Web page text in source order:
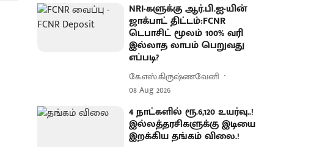
NRI-களுக்கு ஆர்.பி.ஐ-யின்
ஜாக்பாட் திட்டம்:FCNR
டெபாசிட் மூலம் 100% வரி
இல்லாத லாபம் பெறுவது
எப்படி?
கே.எஸ்.கிருஷ்ணவேனி
08 Aug 2026
4 நாட்களில் ரூ.6,120 உயர்வு..!
இல்லத்தரசிகளுக்கு இடியை
இறக்கிய தங்கம் விலை.!